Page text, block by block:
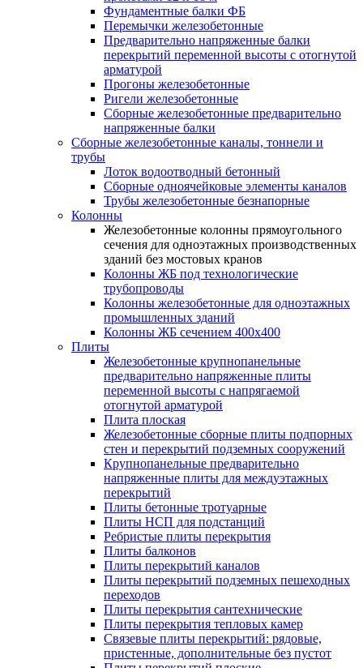
Фундаментные балки ФБ
Перемычки железобетонные
Предварительно напряженные балки
перекрытий переменной высоты с отогнутой
арматурой
Прогоны железобетонные
Ригели железобетонные
Сборные железобетонные предварительно
напряженные балки
Сборные железобетонные каналы, тоннели и
трубы
Лоток водоотводный бетонный
Сборные одноячейковые элементы каналов
Трубы железобетонные безнапорные
Колонны
Железобетонные колонны прямоугольного
сечения для одноэтажных производственных
зданий без мостовых кранов
Колонны ЖБ под технологические
трубопроводы
Колонны железобетонные для одноэтажных
промышленных зданий
Колонны ЖБ сечением 400х400
Плиты
Железобетонные крупнопанельные
предварительно напряженные плиты
переменной высоты с напрягаемой
отогнутой арматурой
Плита плоская
Железобетонные сборные плиты подпорных
стен и перекрытий подземных сооружений
Крупнопанельные предварительно
напряженные плиты для междуэтажных
перекрытий
Плиты бетонные тротуарные
Плиты НСП для подстанций
Ребристые плиты перекрытия
Плиты балконов
Плиты перекрытий каналов
Плиты перекрытий подземных пешеходных
переходов
Плиты перекрытия сантехнические
Плиты перекрытия тепловых камер
Связевые плиты перекрытий: рядовые,
пристенные, дополнительные без пустот